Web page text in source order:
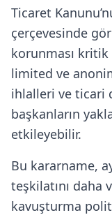
Ticaret
çerçevesinde
korunması
limited ve
ihlalleri ve ticari
başkanların
etkileyebilir.
Bu kararname,
teşkilatını daha
kavuşturma